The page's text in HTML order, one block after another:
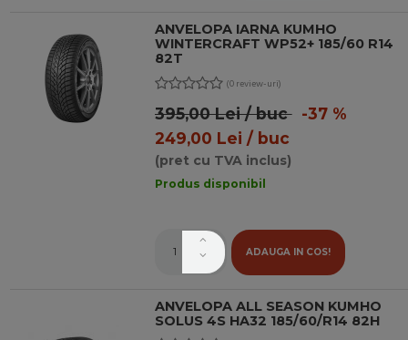
ANVELOPA IARNA KUMHO
WINTERCRAFT WP52+ 185/60 R14
82T
(0 review-uri)
395,00 Lei / buc-37 %
249,00 Lei / buc
(pret cu TVA inclus)
Produs disponibil
ADAUGA IN COS!
ANVELOPA ALL SEASON KUMHO
SOLUS 4S HA32 185/60/R14 82H